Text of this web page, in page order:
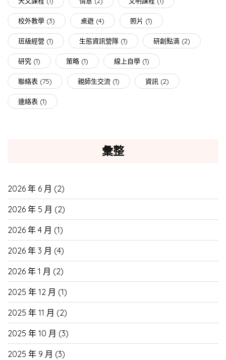
校外教學 (3) 桌遊 (4) 照片 (1)
班級經營 (1) 生態資訊營隊 (1) 研創點滴 (2)
研究 (1) 策略 (1) 線上自學 (1)
聯絡表 (75) 親師生交流 (1) 資訊 (2)
連絡表 (1)
彙整
2026 年 6 月 (2)
2026 年 5 月 (2)
2026 年 4 月 (1)
2026 年 3 月 (4)
2026 年 1 月 (2)
2025 年 12 月 (1)
2025 年 11 月 (2)
2025 年 10 月 (3)
2025 年 9 月 (3)